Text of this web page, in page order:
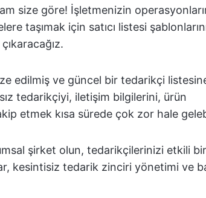
size göre! İşletmenizin
taşımak için satıcı listesi
edilmiş ve güncel bir tedarikçi
tedarikçiyi, iletişim bilgilerini, ürün
etmek kısa sürede çok zor hale
şirket olun, tedarikçilerinizi etkili bir
kesintisiz tedarik zinciri yönetimi ve